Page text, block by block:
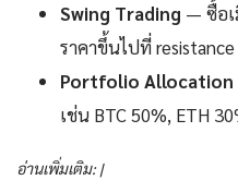
Swing Trading — ซื้อเ
ราคาขึ้นไปที่
Portfolio Allocation
เช่น BTC 50%, ETH
อ่านเพิ่มเติม: |